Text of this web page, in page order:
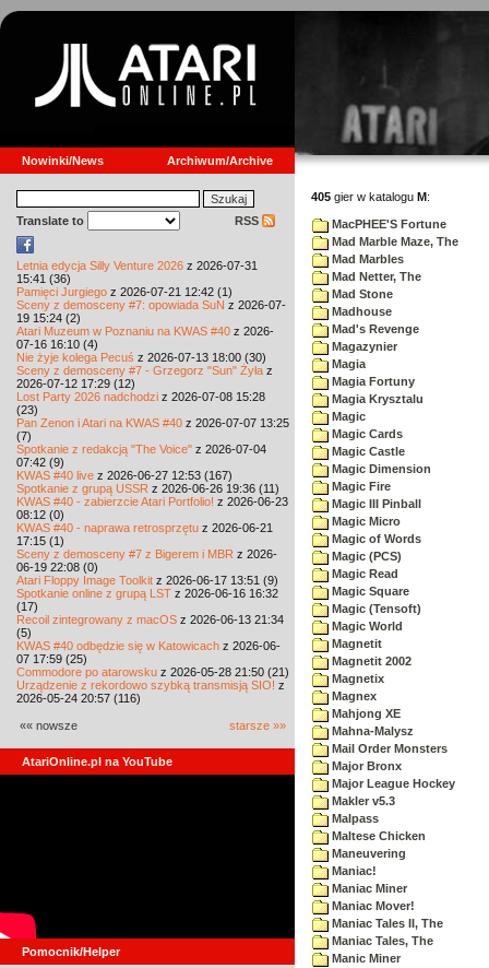
Nowinki/News Archiwum/Archive
Translate to RSS
Letnia edycja Silly Venture 2026 z 2026-07-31
15:41 (36)
Pamięci Jurgiego z 2026-07-21 12:42 (1)
Sceny z demosceny #7: opowiada SuN z 2026-07-
19 15:24 (2)
Atari Muzeum w Poznaniu na KWAS #40 z 2026-
07-16 16:10 (4)
Nie żyje kolega Pecuś z 2026-07-13 18:00 (30)
Sceny z demosceny #7 - Grzegorz "Sun" Żyła z
2026-07-12 17:29 (12)
Lost Party 2026 nadchodzi z 2026-07-08 15:28
(23)
Pan Zenon i Atari na KWAS #40 z 2026-07-07 13:25
(7)
Spotkanie z redakcją "The Voice" z 2026-07-04
07:42 (9)
KWAS #40 live z 2026-06-27 12:53 (167)
Spotkanie z grupą USSR z 2026-06-26 19:36 (11)
KWAS #40 - zabierzcie Atari Portfolio! z 2026-06-23
08:12 (0)
KWAS #40 - naprawa retrosprzętu z 2026-06-21
17:15 (1)
Sceny z demosceny #7 z Bigerem i MBR z 2026-
06-19 22:08 (0)
Atari Floppy Image Toolkit z 2026-06-17 13:51 (9)
Spotkanie online z grupą LST z 2026-06-16 16:32
(17)
Recoil zintegrowany z macOS z 2026-06-13 21:34
(5)
KWAS #40 odbędzie się w Katowicach z 2026-06-
07 17:59 (25)
Commodore po atarowsku z 2026-05-28 21:50 (21)
Urządzenie z rekordowo szybką transmisją SIO! z
2026-05-24 20:57 (116)
«« nowsze starsze »»
AtariOnline.pl na YouTube
Pomocnik/Helper
405 gier w katalogu M:
MacPHEE'S Fortune
Mad Marble Maze, The
Mad Marbles
Mad Netter, The
Mad Stone
Madhouse
Mad's Revenge
Magazynier
Magia
Magia Fortuny
Magia Krysztalu
Magic
Magic Cards
Magic Castle
Magic Dimension
Magic Fire
Magic III Pinball
Magic Micro
Magic of Words
Magic (PCS)
Magic Read
Magic Square
Magic (Tensoft)
Magic World
Magnetit
Magnetit 2002
Magnetix
Magnex
Mahjong XE
Mahna-Malysz
Mail Order Monsters
Major Bronx
Major League Hockey
Makler v5.3
Malpass
Maltese Chicken
Maneuvering
Maniac!
Maniac Miner
Maniac Mover!
Maniac Tales II, The
Maniac Tales, The
Manic Miner